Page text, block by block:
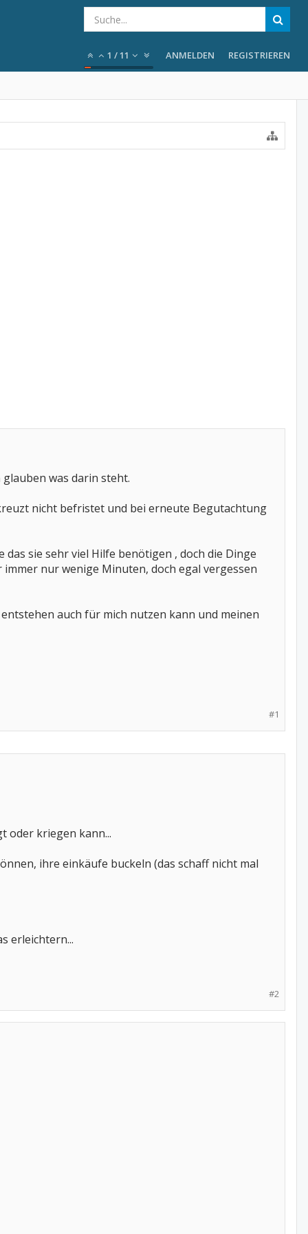
1 /11 ANMELDEN REGISTRIEREN
was darin steht.
nicht befristet und bei erneute Begutachtung
sie sehr viel Hilfe benötigen , doch die Dinge
nur wenige Minuten, doch egal vergessen
auch für mich nutzen kann und meinen
#1
oder kriegen kann...
ihre einkäufe buckeln (das schaff nicht mal
erleichtern...
#2